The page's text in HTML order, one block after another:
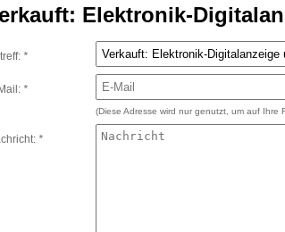
Elektronik-
*
*
(Diese Adresse wird nur genutzt, um auf Ihre
*